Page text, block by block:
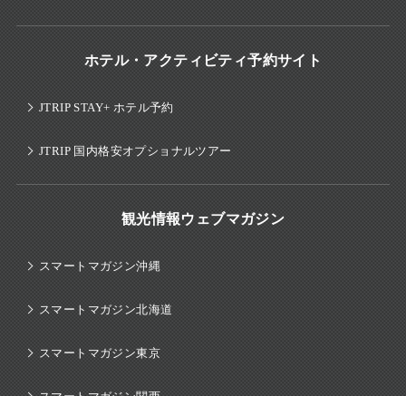
ホテル・アクティビティ予約サイト
JTRIP STAY+ ホテル予約
JTRIP 国内格安オプショナルツアー
観光情報ウェブマガジン
スマートマガジン沖縄
スマートマガジン北海道
スマートマガジン東京